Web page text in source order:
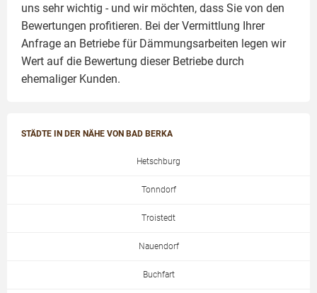
uns sehr wichtig - und wir möchten, dass Sie von den
Bewertungen profitieren. Bei der Vermittlung Ihrer
Anfrage an Betriebe für Dämmungsarbeiten legen wir
Wert auf die Bewertung dieser Betriebe durch
ehemaliger Kunden.
STÄDTE IN DER NÄHE VON BAD BERKA
Hetschburg
Tonndorf
Troistedt
Nauendorf
Buchfart